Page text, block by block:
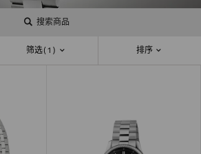
搜索商品
筛选(1) 排序